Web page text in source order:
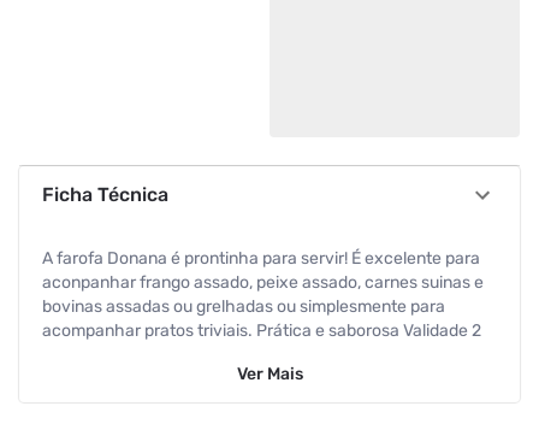
Ficha Técnica
A farofa Donana é prontinha para servir! É excelente para
aconpanhar frango assado, peixe assado, carnes suinas e
bovinas assadas ou grelhadas ou simplesmente para
acompanhar pratos triviais. Prática e saborosa Validade 2
Ver Mais